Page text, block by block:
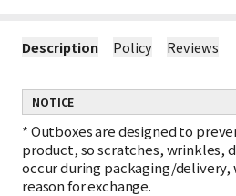
Description Policy Reviews
NOTICE
*Outboxes are designed to
product, so scratches, wrinkles,
occur during packaging/delivery,
reason for exchange.